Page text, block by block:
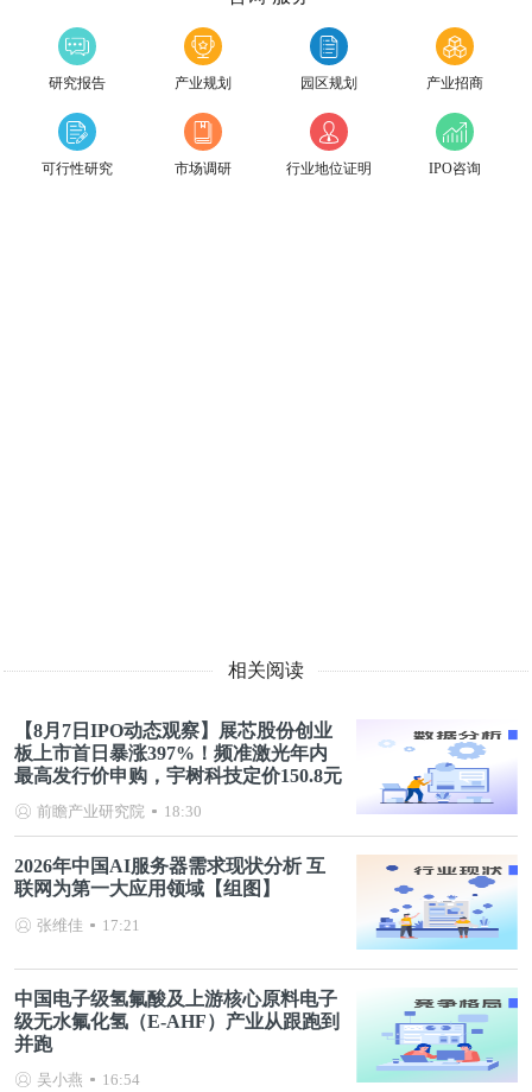
研究报告 产业规划 园区规划 产业招商
可行性研究 市场调研 行业地位证明 IPO咨询
相关阅读
【8月7日IPO动态观察】展芯股份创业
板上市首日暴涨397%！频准激光年内
最高发行价申购，宇树科技定价150.8元
前瞻产业研究院 18:30
2026年中国AI服务器需求现状分析 互
联网为第一大应用领域【组图】
张维佳 17:21
中国电子级氢氟酸及上游核心原料电子
级无水氟化氢（E-AHF）产业从跟跑到
并跑
吴小燕 16:54